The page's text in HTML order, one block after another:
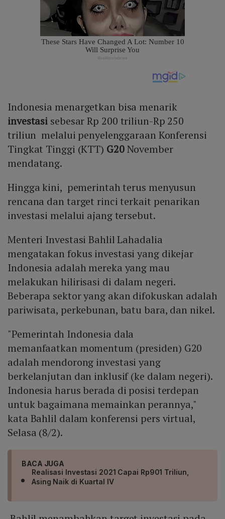
Indonesia menargetkan bisa menarik
investasi sebesar Rp 200 triliun-Rp 250
triliun melalui penyelenggaraan Konferensi
Tingkat Tinggi (KTT) G20November
mendatang.
Hingga kini, pemerintah terus menyusun
rencana dan target rinci terkait penarikan
investasi melalui ajang tersebut.
Menteri Investasi Bahlil Lahadalia
mengatakan fokus investasi yang dikejar
Indonesia adalah mereka yang mau
melakukan hilirisasi di dalam negeri.
Beberapa sektor yang akan difokuskan adalah
pariwisata, perkebunan, batu bara, dan nikel.
"Pemerintah Indonesia dala
memanfaatkan momentum (presiden) G20
adalah mendorong investasi yang
berkelanjutan dan inklusif (ke dalam negeri).
Indonesia harus berada di posisi terdepan
untuk bagaimana memainkan perannya,"
kata Bahlil dalam konferensi pers virtual,
Selasa (8/2).
BACA JUGA
Realisasi Investasi 2021 Capai Rp901 Triliun,
Asing Naik di Kuartal IV